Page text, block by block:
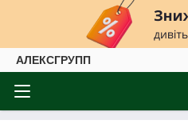
АЛЕКСГРУПП